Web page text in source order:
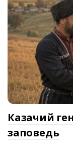
Казачий
заповедь